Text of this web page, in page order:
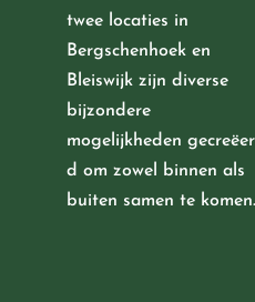
twee locaties in
Bergschenhoek en
Bleiswijk zijn diverse
bijzondere
mogelijkhedengecreëer
d om zowel binnen als
buiten samen te komen.